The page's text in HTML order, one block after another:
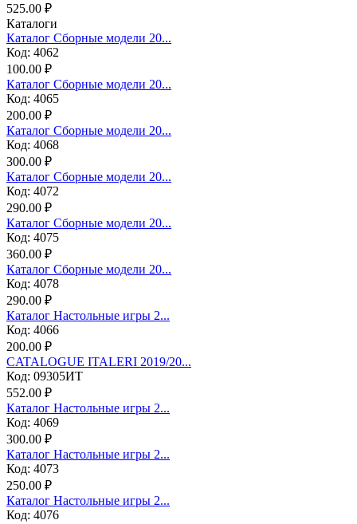
525.00 ₽
Каталоги
Каталог Сборные модели 20...
Код: 4062
100.00 ₽
Каталог Сборные модели 20...
Код: 4065
200.00 ₽
Каталог Сборные модели 20...
Код: 4068
300.00 ₽
Каталог Сборные модели 20...
Код: 4072
290.00 ₽
Каталог Сборные модели 20...
Код: 4075
360.00 ₽
Каталог Сборные модели 20...
Код: 4078
290.00 ₽
Каталог Настольные игры 2...
Код: 4066
200.00 ₽
CATALOGUE ITALERI 2019/20...
Код: 09305ИТ
552.00 ₽
Каталог Настольные игры 2...
Код: 4069
300.00 ₽
Каталог Настольные игры 2...
Код: 4073
250.00 ₽
Каталог Настольные игры 2...
Код: 4076